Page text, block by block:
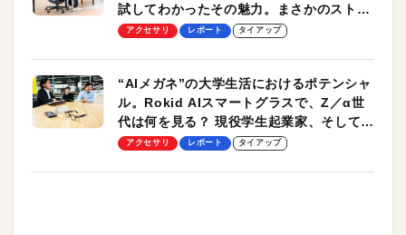
試してわかったその魅力。まさかのストレ
ッチ機能も搭載
アクセサリ レポート タイアップ
“AIメガネ”の大学生活におけるポテンシャ
ル。Rokid AIスマートグラスで、Z／α世
代は何を見る？ 現役学生起業家、そして教
授による体験会レポート【PR】
アクセサリ レポート タイアップ